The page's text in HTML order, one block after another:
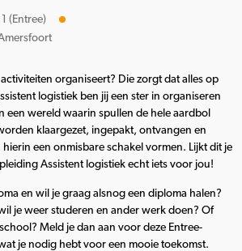
(Entree)
organiseert? Die zorgt dat alles op
logistiek ben jij een ster in organiseren
een wereld waarin spullen de hele aardbol
klaargezet, ingepakt, ontvangen en
een onmisbare schakel vormen. Lijkt dit je
Assistent logistiek echt iets voor jou!
en wil je graag alsnog een diploma halen?
je weer studeren en ander werk doen? Of
Meld je dan aan voor deze Entree-
je nodig hebt voor een mooie toekomst.